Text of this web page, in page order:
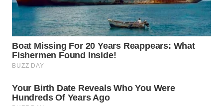
WN
PRIANGAN
TIMUR
WN
SEMARANG
WN
SOLO